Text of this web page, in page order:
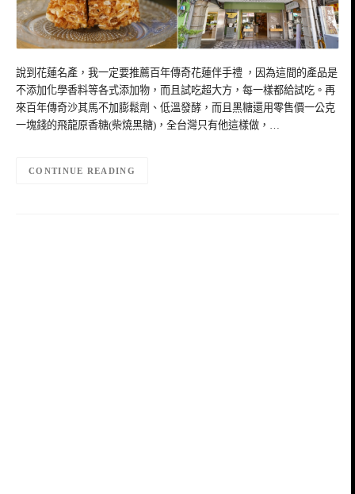
說到花蓮名產，我一定要推薦百年傳奇花蓮伴手禮 ，因為這間的產品是
不添加化學香料等各式添加物，而且試吃超大方，每一樣都給試吃。再
來百年傳奇沙其馬不加膨鬆劑、低溫發酵，而且黑糖還用零售價一公克
一塊錢的飛龍原香糖(柴燒黑糖)，全台灣只有他這樣做，…
CONTINUE READING